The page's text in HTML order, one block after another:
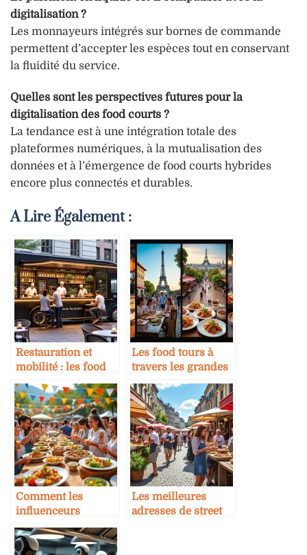
digitalisation ?
Les monnayeurs intégrés sur bornes de commande
permettent d’accepter les espèces tout en conservant
la fluidité du service.
Quelles sont les perspectives futures pour la
digitalisation des food courts ?
La tendance est à une intégration totale des
plateformes numériques, à la mutualisation des
données et à l’émergence de food courts hybrides
encore plus connectés et durables.
A Lire Également :
Restauration et
mobilité : les food
trucks en version
premium
Les food tours à
travers les grandes
villes
Comment les
influenceurs
transforment les
événements food
Les meilleures
adresses de street